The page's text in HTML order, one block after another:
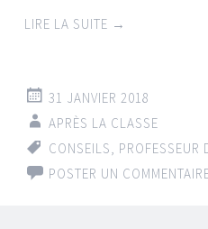
LIRE LA SUITE →
31 JANVIER 2018
APRÈS LA CLASSE
CONSEILS, PROFESSEUR
POSTER UN